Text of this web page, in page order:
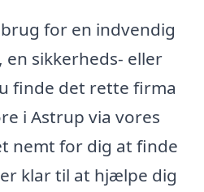
for en indvendig
sikkerheds- eller
finde det rette firma
i Astrup via vores
nemt for dig at finde
klar til at hjælpe dig